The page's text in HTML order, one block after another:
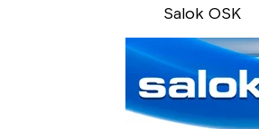
Salok OSK